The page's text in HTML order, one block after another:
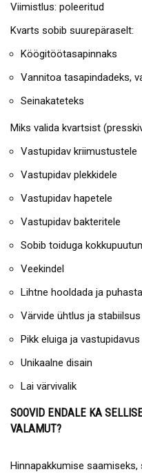
Viimistlus: poleeritud
Kvarts sobib suurepäraselt:
Köögitöötasapinnaks
Vannitoa tasapindadeks,
Seinakateteks
Miks valida kvartsist
Vastupidav kriimustustele
Vastupidav plekkidele
Vastupidav hapetele
Vastupidav bakteritele
Sobib toiduga
Veekindel
Lihtne hooldada ja
Värvide ühtlus ja stabiilsus
Pikk eluiga ja vastupidavus
Unikaalne disain
Lai värvivalik
SOOVID ENDALE KA
VALAMUT?
Hinnapakkumise